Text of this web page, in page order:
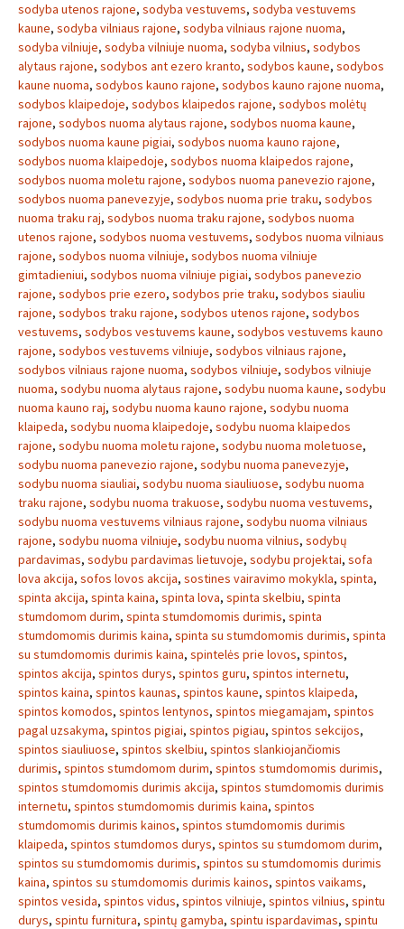
sodyba utenos rajone, sodyba vestuvems, sodyba vestuvems
kaune, sodyba vilniaus rajone, sodyba vilniaus rajone nuoma,
sodyba vilniuje, sodyba vilniuje nuoma, sodyba vilnius, sodybos
alytaus rajone, sodybos ant ezero kranto, sodybos kaune, sodybos
kaune nuoma, sodybos kauno rajone, sodybos kauno rajone nuoma,
sodybos klaipedoje, sodybos klaipedos rajone, sodybos molėtų
rajone, sodybos nuoma alytaus rajone, sodybos nuoma kaune,
sodybos nuoma kaune pigiai, sodybos nuoma kauno rajone,
sodybos nuoma klaipedoje, sodybos nuoma klaipedos rajone,
sodybos nuoma moletu rajone, sodybos nuoma panevezio rajone,
sodybos nuoma panevezyje, sodybos nuoma prie traku, sodybos
nuoma traku raj, sodybos nuoma traku rajone, sodybos nuoma
utenos rajone, sodybos nuoma vestuvems, sodybos nuoma vilniaus
rajone, sodybos nuoma vilniuje, sodybos nuoma vilniuje
gimtadieniui, sodybos nuoma vilniuje pigiai, sodybos panevezio
rajone, sodybos prie ezero, sodybos prie traku, sodybos siauliu
rajone, sodybos traku rajone, sodybos utenos rajone, sodybos
vestuvems, sodybos vestuvems kaune, sodybos vestuvems kauno
rajone, sodybos vestuvems vilniuje, sodybos vilniaus rajone,
sodybos vilniaus rajone nuoma, sodybos vilniuje, sodybos vilniuje
nuoma, sodybu nuoma alytaus rajone, sodybu nuoma kaune, sodybu
nuoma kauno raj, sodybu nuoma kauno rajone, sodybu nuoma
klaipeda, sodybu nuoma klaipedoje, sodybu nuoma klaipedos
rajone, sodybu nuoma moletu rajone, sodybu nuoma moletuose,
sodybu nuoma panevezio rajone, sodybu nuoma panevezyje,
sodybu nuoma siauliai, sodybu nuoma siauliuose, sodybu nuoma
traku rajone, sodybu nuoma trakuose, sodybu nuoma vestuvems,
sodybu nuoma vestuvems vilniaus rajone, sodybu nuoma vilniaus
rajone, sodybu nuoma vilniuje, sodybu nuoma vilnius, sodybų
pardavimas, sodybu pardavimas lietuvoje, sodybu projektai, sofa
lova akcija, sofos lovos akcija, sostines vairavimo mokykla, spinta,
spinta akcija, spinta kaina, spinta lova, spinta skelbiu, spinta
stumdomom durim, spinta stumdomomis durimis, spinta
stumdomomis durimis kaina, spinta su stumdomomis durimis, spinta
su stumdomomis durimis kaina, spintelės prie lovos, spintos,
spintos akcija, spintos durys, spintos guru, spintos internetu,
spintos kaina, spintos kaunas, spintos kaune, spintos klaipeda,
spintos komodos, spintos lentynos, spintos miegamajam, spintos
pagal uzsakyma, spintos pigiai, spintos pigiau, spintos sekcijos,
spintos siauliuose, spintos skelbiu, spintos slankiojančiomis
durimis, spintos stumdomom durim, spintos stumdomomis durimis,
spintos stumdomomis durimis akcija, spintos stumdomomis durimis
internetu, spintos stumdomomis durimis kaina, spintos
stumdomomis durimis kainos, spintos stumdomomis durimis
klaipeda, spintos stumdomos durys, spintos su stumdomom durim,
spintos su stumdomomis durimis, spintos su stumdomomis durimis
kaina, spintos su stumdomomis durimis kainos, spintos vaikams,
spintos vesida, spintos vidus, spintos vilniuje, spintos vilnius, spintu
durys, spintu furnitura, spintų gamyba, spintu ispardavimas, spintu